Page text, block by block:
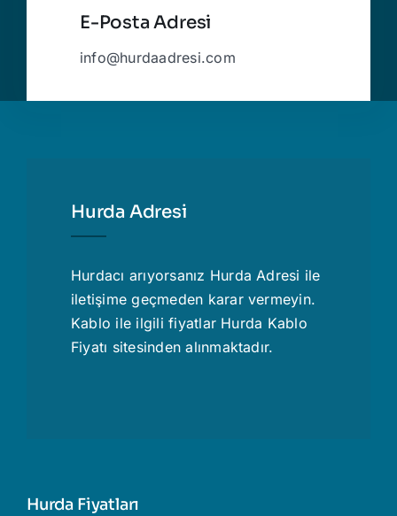
E-Posta Adresi
info@hurdaadresi.com
Hurda Adresi
Hurdacı arıyorsanız Hurda Adresi ile
iletişime geçmeden karar vermeyin.
Kablo ile ilgili fiyatlar Hurda Kablo
Fiyatı sitesinden alınmaktadır.
Hurda Fiyatları